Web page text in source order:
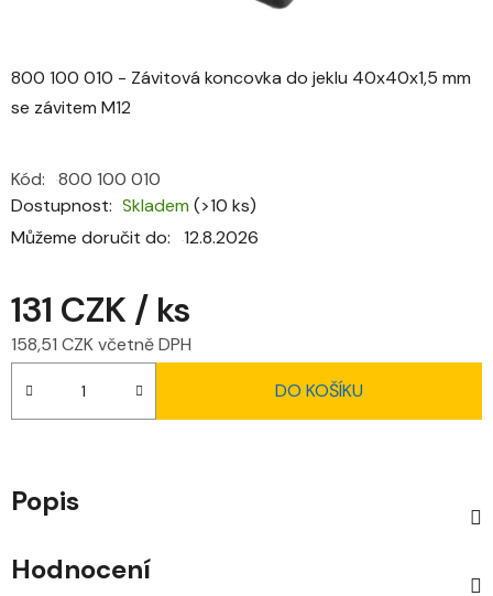
800 100 010 - Závitová koncovka do jeklu 40x40x1,5 mm
se závitem M12
Dostupnost Skladem (>10 ks)
Můžeme doručit do:
12.8.2026
Kód: 800 100 010
131 CZK / ks
158,51 CZK včetně DPH
DO KOŠÍKU
Popis
Hodnocení